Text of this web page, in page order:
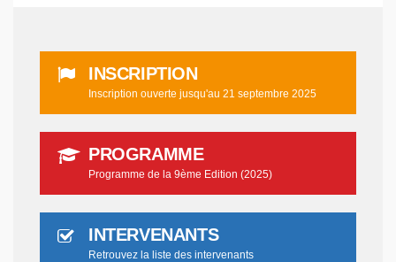
INSCRIPTION
Inscription ouverte jusqu'au 21 septembre 2025
PROGRAMME
Programme de la 9ème Edition (2025)
INTERVENANTS
Retrouvez la liste des intervenants